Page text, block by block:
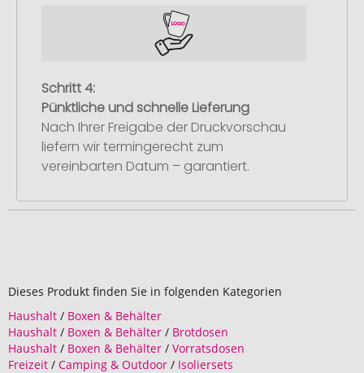
Schritt 4:
Pünktliche und schnelle Lieferung
Nach Ihrer Freigabe der Druckvorschau
liefern wir termingerecht zum
vereinbarten Datum – garantiert.
Dieses Produkt finden Sie in folgenden Kategorien
Haushalt / Boxen & Behälter
Haushalt / Boxen & Behälter / Brotdosen
Haushalt / Boxen & Behälter / Vorratsdosen
Freizeit / Camping & Outdoor / Isoliersets